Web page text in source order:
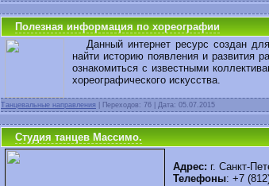
Полезная информация по хореографии
Данный интернет ресурс создан
найти историю появления и развития
ознакомиться с известными
хореографического искусства.
Танцевальные направления | Переходов: 76 | Дата: 05.07.2015
Студия танцев Массимо.
Адрес: г. Санкт-
Телефоны: +7